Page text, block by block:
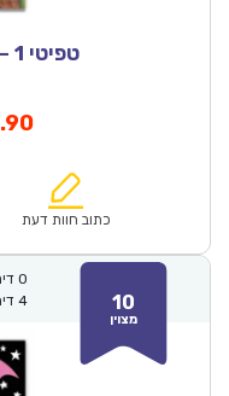
טפיטי 1 – והמסע לקצה העולם
₪61.00.
המחיר
הוא:
כתוב חוות דעת
10
מצוין
0
4